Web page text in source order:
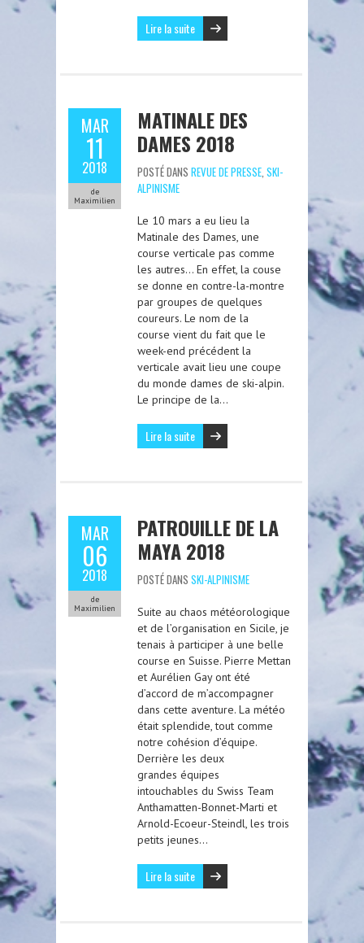
Lire la suite
MAR
11
2018
de
Maximilien
MATINALE DES
DAMES 2018
POSTÉ DANS REVUE DE PRESSE SKI-
ALPINISME
Le 10 mars a eu lieu la
Matinale des Dames, une
course verticale pas comme
les autres… En effet, la couse
se donne en contre-la-montre
par groupes de quelques
coureurs. Le nom de la
course vient du fait que le
week-end précédent la
verticale avait lieu une coupe
du monde dames de ski-alpin.
Le principe de la…
Lire la suite
MAR
06
2018
de
Maximilien
PATROUILLE DE LA
MAYA 2018
POSTÉ DANS SKI-ALPINISME
Suite au chaos météorologique
et de l’organisation en Sicile, je
tenais à participer à une belle
course en Suisse. Pierre Mettan
et Aurélien Gay ont été
d’accord de m’accompagner
dans cette aventure. La météo
était splendide, tout comme
notre cohésion d’équipe.
Derrière les deux
grandes équipes
intouchables du Swiss Team
Anthamatten-Bonnet-Marti et
Arnold-Ecoeur-Steindl, les trois
petits jeunes…
Lire la suite